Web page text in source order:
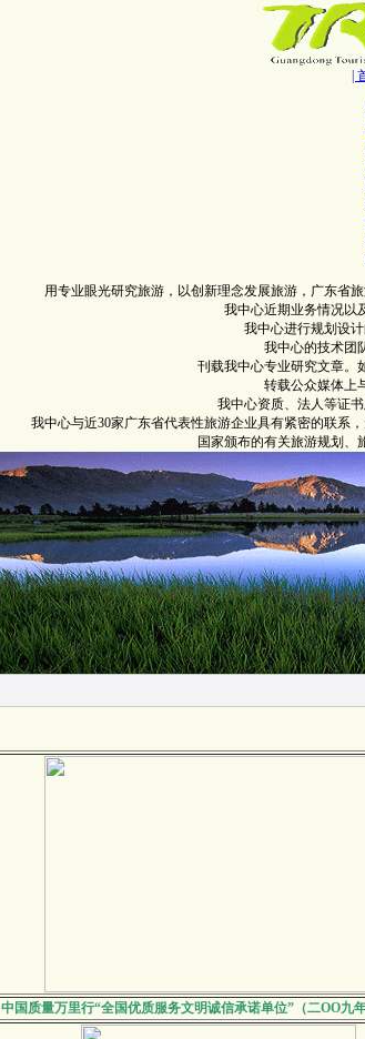
|
用专业眼光研究旅游，以创新理念发展旅游，广东省
我中心近期业务情况以
我中心进行规划设
我中心的技术团
刊载我中心专业研究文章。
转载公众媒体上
我中心资质、法人等证
我中心与近30家广东省代表性旅游企业具有紧密的联系
国家颁布的有关旅游规划、
中国质量万里行“全国优质服务文明诚信承诺单位”（二OO九年